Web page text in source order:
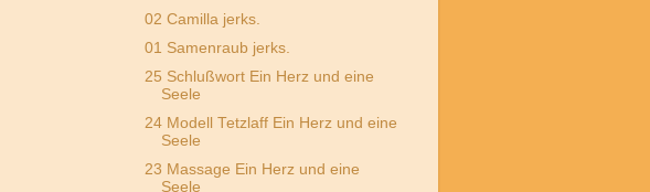
02 Camilla jerks.
01 Samenraub jerks.
25 Schlußwort Ein Herz und eine
Seele
24 Modell Tetzlaff Ein Herz und eine
Seele
23 Massage Ein Herz und eine
Seele